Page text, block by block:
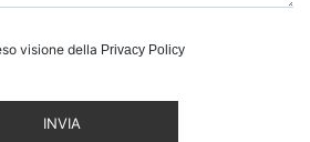
visione della Privacy Policy
INVIA